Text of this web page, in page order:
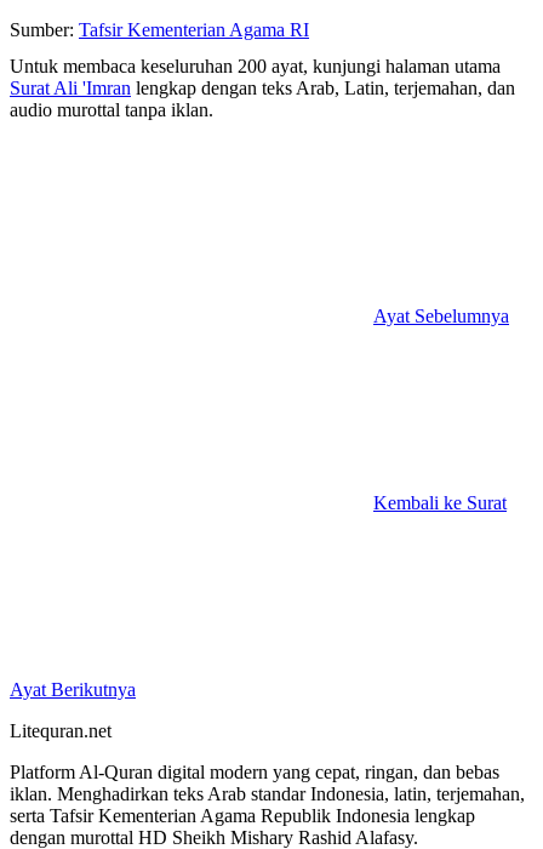
Sumber: Tafsir Kementerian Agama RI
Untuk membaca keseluruhan 200 ayat, kunjungi halaman utama
Surat Ali 'Imran lengkap dengan teks Arab, Latin, terjemahan, dan
audio murottal tanpa iklan.
Ayat Sebelumnya
Kembali ke Surat
Ayat Berikutnya
Litequran.net
Platform Al-Quran digital modern yang cepat, ringan, dan bebas
iklan. Menghadirkan teks Arab standar Indonesia, latin, terjemahan,
serta Tafsir Kementerian Agama Republik Indonesia lengkap
dengan murottal HD Sheikh Mishary Rashid Alafasy.